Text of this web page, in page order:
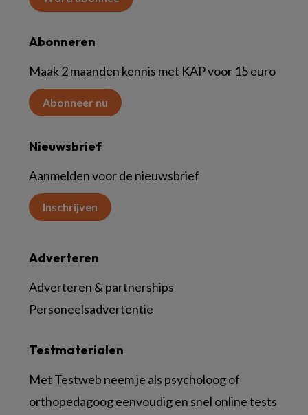
Abonneren
Maak 2 maanden kennis met KAP voor 15 euro
Abonneer nu
Nieuwsbrief
Aanmelden voor de nieuwsbrief
Inschrijven
Testmaterialen
Met Testweb neem je als psycholoog of
orthopedagoog eenvoudig en snel online tests
Adverteren
Adverteren & partnerships
Personeelsadvertentie